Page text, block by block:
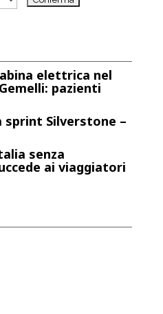
elettrica nel
pazienti
sprint Silverstone –
senza
ai viaggiatori